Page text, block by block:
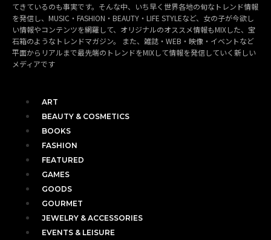
てきているのも事実です。そんな中、いち早く世界各地の旬なトレンド情報
を発信し、MUSIC・FASHION・BEAUTY・LIFE STYLEなど、女の子が今欲し
い情報やコンテンツを網羅して、オリジナルのオススメ情報もMIXした、宝
石箱のようなトレンドマガジン。 また、雑誌・WEB・映像・イベントなど
平面からリアルまで最先端のトレンドをMIXして情報を発信していく新しい
メディアです
ART
BEAUTY & COSMETICS
BOOKS
FASHION
FEATURED
GAMES
GOODS
GOURMET
JEWELRY & ACCESSORIES
EVENTS & LEISURE